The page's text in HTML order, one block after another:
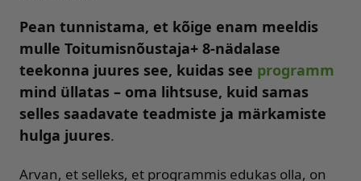
Pean tunnistama, et kõige enam meeldis
mulle Toitumisnõustaja+ 8-nädalase
teekonna juures see, kuidas see programm
mind üllatas – oma lihtsuse, kuid samas
selles saadavate teadmiste ja märkamiste
hulga juures.
Arvan, et selleks, et programmis edukas olla, on